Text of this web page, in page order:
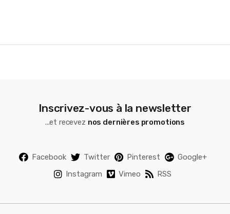
Inscrivez-vous à la newsletter
...et recevez nos dernières promotions
Facebook Twitter Pinterest
Google+
Instagram
Vimeo RSS